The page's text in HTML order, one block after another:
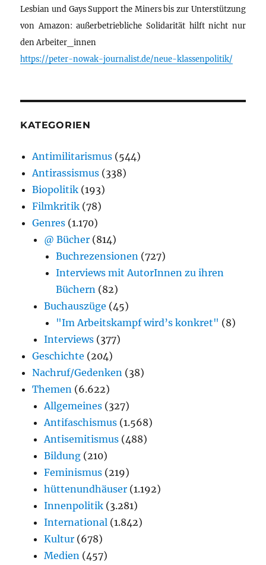
Lesbian und Gays Support the Miners bis zur Unterstützung
von Amazon: außerbetriebliche Solidarität hilft nicht nur
den Arbeiter_innen
https://peter-nowak-journalist.de/neue-klassenpolitik/
KATEGORIEN
Antimilitarismus (544)
Antirassismus (338)
Biopolitik (193)
Filmkritik (78)
Genres (1.170)
@ Bücher (814)
Buchrezensionen (727)
Interviews mit AutorInnen zu ihren
Büchern (82)
Buchauszüge (45)
"Im Arbeitskampf wird’s konkret" (8)
Interviews (377)
Geschichte (204)
Nachruf/Gedenken (38)
Themen (6.622)
Allgemeines (327)
Antifaschismus (1.568)
Antisemitismus (488)
Bildung (210)
Feminismus (219)
hüttenundhäuser (1.192)
Innenpolitik (3.281)
International (1.842)
Kultur (678)
Medien (457)